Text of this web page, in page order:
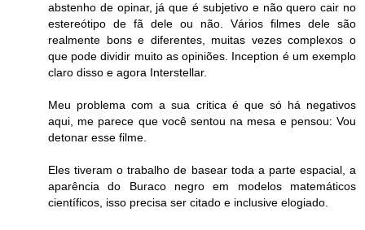
abstenho de opinar, já que é subjetivo e não quero cair no
estereótipo de fã dele ou não. Vários filmes dele são
realmente bons e diferentes, muitas vezes complexos o
que pode dividir muito as opiniões. Inception é um exemplo
claro disso e agora Interstellar.
Meu problema com a sua critica é que só há negativos
aqui, me parece que você sentou na mesa e pensou: Vou
detonar esse filme.
Eles tiveram o trabalho de basear toda a parte espacial, a
aparência do Buraco negro em modelos matemáticos
científicos, isso precisa ser citado e inclusive elogiado.